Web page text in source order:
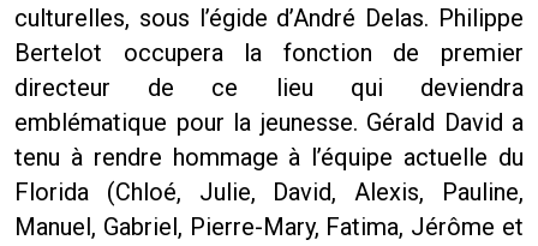
culturelles, sous l’égide d’André Delas. Philippe
Bertelot occupera la fonction de premier
directeur de ce lieu qui deviendra
emblématique pour la jeunesse. Gérald David a
tenu à rendre hommage à l’équipe actuelle du
Florida (Chloé, Julie, David, Alexis, Pauline,
Manuel, Gabriel, Pierre-Mary, Fatima, Jérôme et